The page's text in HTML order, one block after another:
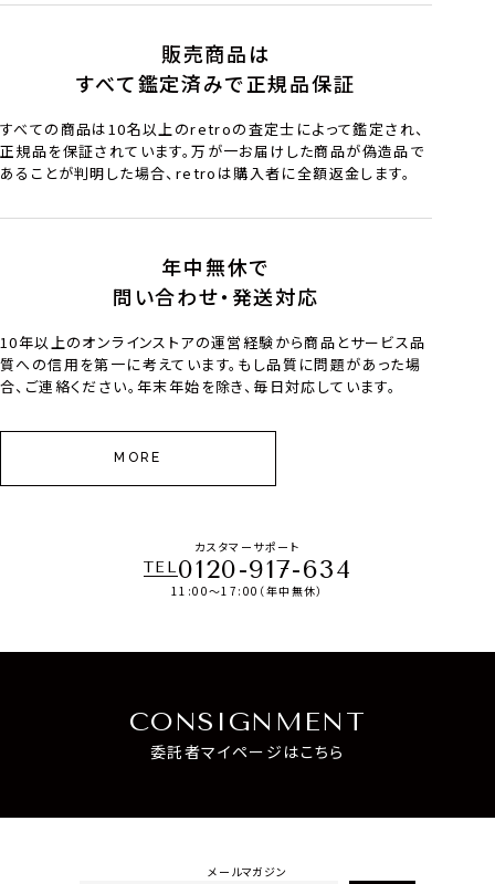
販売商品は
すべて鑑定済みで正規品保証
すべての商品は10名以上のretroの査定士によって鑑定され、
正規品を保証されています。万が一お届けした商品が偽造品で
あることが判明した場合、retroは購入者に全額返金します。
年中無休で
問い合わせ・発送対応
10年以上のオンラインストアの運営経験から商品とサービス品
質への信用を第一に考えています。もし品質に問題があった場
合、ご連絡ください。年末年始を除き、毎日対応しています。
MORE
カスタマーサポート
TEL0120-917-634
11:00～17:00（年中無休）
CONSIGNMENT
委託者マイページはこちら
メールマガジン